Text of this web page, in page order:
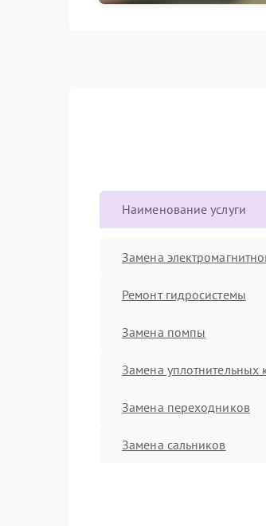
Наименование услуги
Замена
Ремонт гидросистемы
Замена помпы
Замена уплотнительных
Замена переходников
Замена сальников